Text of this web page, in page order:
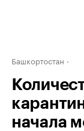
Башкортостан
начала